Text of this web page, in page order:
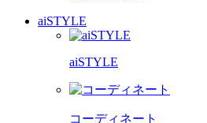
aiSTYLE
aiSTYLE
コーディネート